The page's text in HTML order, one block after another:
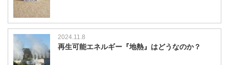
2024.11.8
再生可能エネルギー『地熱』はどうなのか？